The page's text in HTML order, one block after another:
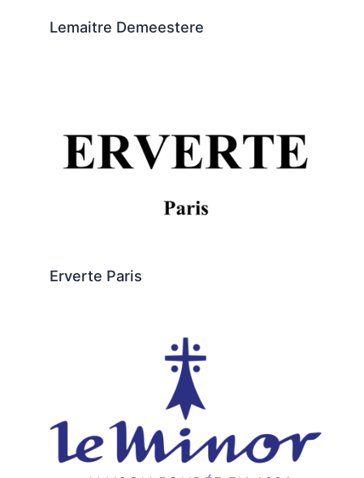
Lemaitre Demeestere
Erverte Paris